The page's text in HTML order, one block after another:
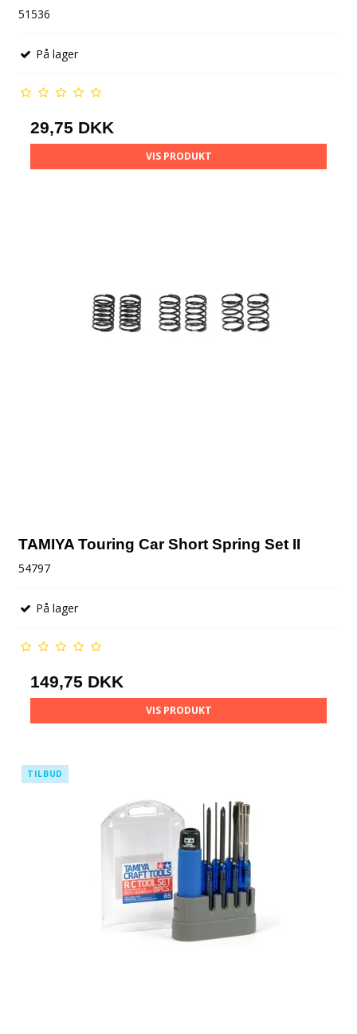
51536
På lager
29,75 DKK
VIS PRODUKT
TAMIYA Touring Car Short Spring Set II
54797
På lager
149,75 DKK
VIS PRODUKT
TILBUD